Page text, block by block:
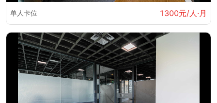
单人卡位 1300元/人·月